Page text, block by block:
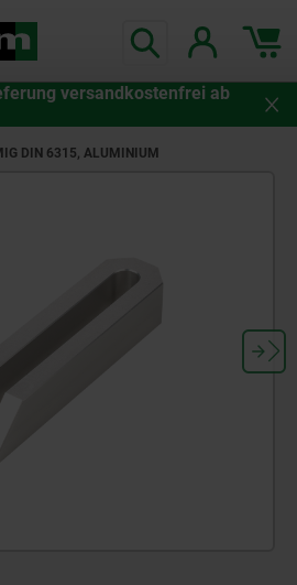
versandkostenfrei ab
DIN 6315, ALUMINIUM